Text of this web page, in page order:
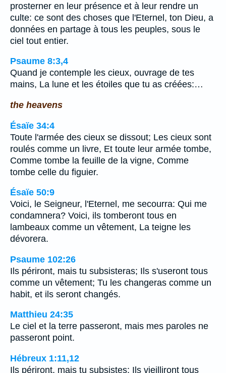
prosterner en leur présence et à leur rendre un
culte: ce sont des choses que l'Eternel, ton Dieu, a
données en partage à tous les peuples, sous le
ciel tout entier.
Psaume 8:3,4
Quand je contemple les cieux, ouvrage de tes
mains, La lune et les étoiles que tu as créées:…
the heavens
Ésaïe 34:4
Toute l'armée des cieux se dissout; Les cieux sont
roulés comme un livre, Et toute leur armée tombe,
Comme tombe la feuille de la vigne, Comme
tombe celle du figuier.
Ésaïe 50:9
Voici, le Seigneur, l'Eternel, me secourra: Qui me
condamnera? Voici, ils tomberont tous en
lambeaux comme un vêtement, La teigne les
dévorera.
Psaume 102:26
Ils périront, mais tu subsisteras; Ils s'useront tous
comme un vêtement; Tu les changeras comme un
habit, et ils seront changés.
Matthieu 24:35
Le ciel et la terre passeront, mais mes paroles ne
passeront point.
Hébreux 1:11,12
Ils périront, mais tu subsistes; Ils vieilliront tous